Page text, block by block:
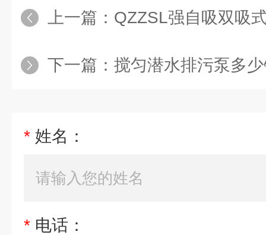
上一篇： QZZSL强自吸双吸式柴油
下一篇： 搅匀潜水排污泵多
* 姓名：
* 电话：